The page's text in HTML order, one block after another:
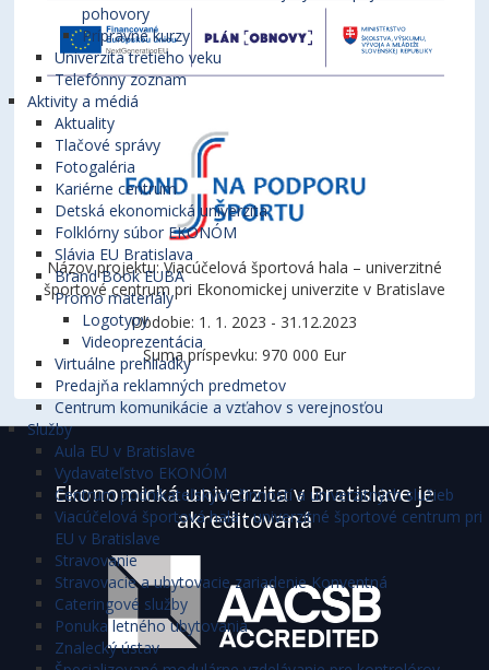
pohovory
Prípravné kurzy
Univerzita tretieho veku
Telefónny zoznam
Aktivity a médiá
Aktuality
Tlačové správy
Fotogaléria
Kariérne centrum
Detská ekonomická univerzita
Folklórny súbor EKONÓM
Slávia EU Bratislava
Brand Book EUBA
Promo materiály
Logotypy
Videoprezentácia
Virtuálne prehliadky
Predajňa reklamných predmetov
Centrum komunikácie a vzťahov s verejnosťou
Služby
Aula EU v Bratislave
Vydavateľstvo EKONÓM
Centrum podnikateľských činností a univerzitných služieb
Viacúčelová športová hala - univerzitné športové centrum pri
EU v Bratislave
Stravovanie
Stravovacie a ubytovacie zariadenie Konventná
Cateringové služby
Ponuka letného ubytovania
Znalecký ústav
Názov projektu: Viacúčelová športová hala – univerzitné
športové centrum pri Ekonomickej univerzite v Bratislave
Obdobie: 1. 1. 2023 - 31.12.2023
Suma príspevku: 970 000 Eur
Ekonomická univerzita v Bratislave je
akreditovaná